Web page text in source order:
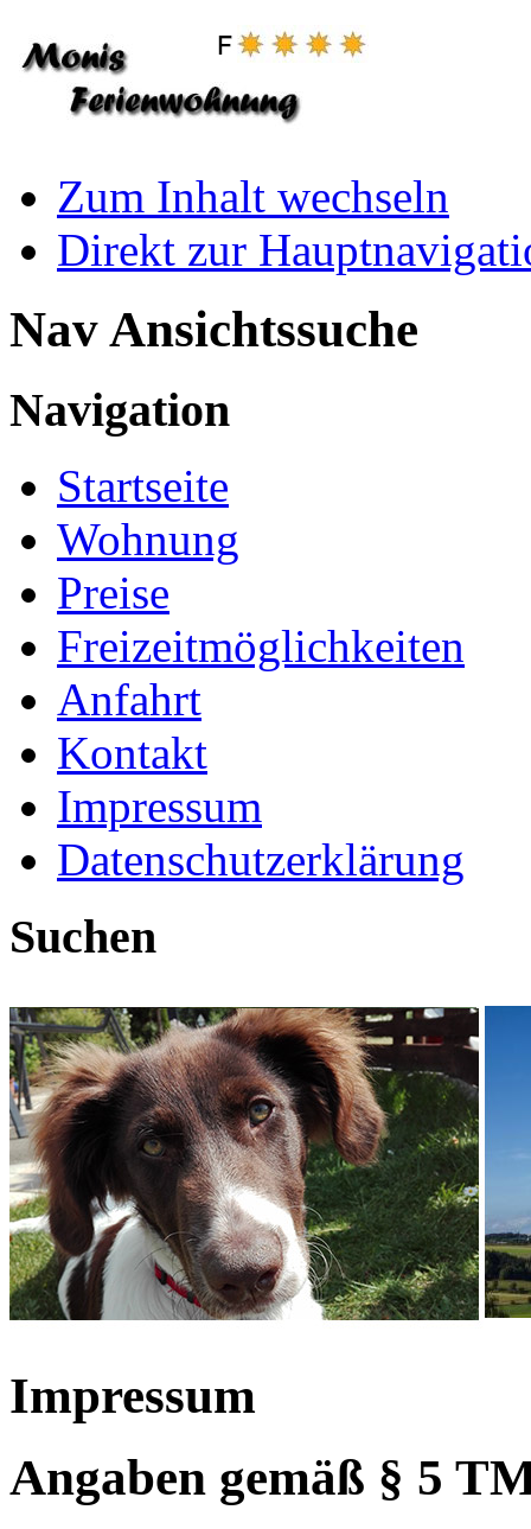
Zum Inhalt wechseln
Direkt zur
Nav Ansichtssuche
Navigation
Startseite
Wohnung
Preise
Freizeitmöglichkeiten
Anfahrt
Kontakt
Impressum
Datenschutzerklärung
Suchen
Impressum
Angaben gemäß § 5